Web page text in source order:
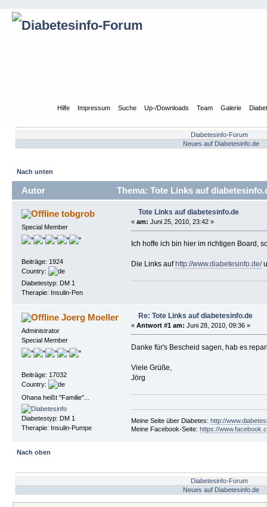
Hilfe Impressum Suche Up-/Downloads Team Galerie
Diabetesinfo-Forum
Neues auf Diabetesinfo.de
Nach unten
Autor Thema: Tote Links auf
tobgrob
Special Member
Beiträge: 1924
Country:
Diabetestyp: DM 1
Therapie: Insulin-Pen
Tote Links auf diabetesinfo.de
« am: Juni 25, 2010, 23:42 »
Ich hoffe ich bin hier im richtigen Board,
Die Links aufhttp://www.diabetesinfo.de/
Joerg Moeller
Administrator
Special Member
Beiträge: 17032
Country:
Ohana heißt "Familie"...
Diabetestyp: DM 1
Therapie: Insulin-Pumpe
Re: Tote Links auf diabetesinfo.de
« Antwort #1 am: Juni 28, 2010, 09:36 »
Danke für's Bescheid sagen, hab es
Viele Grüße,
Jörg
Meine Seite über Diabetes: http://
Meine Facebook-Seite: https://
Nach oben
Diabetesinfo-Forum
Neues auf Diabetesinfo.de